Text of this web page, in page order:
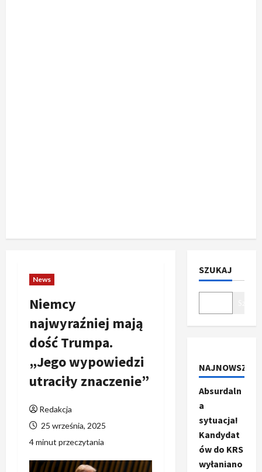
News
Niemcy
najwyraźniej mają
dość Trumpa.
„Jego wypowiedzi
utraciły znaczenie”
Redakcja
25 września, 2025
4 minut przeczytania
SZUKAJ
NAJNOWSZE
Absurdaln
a
sytuacja!
Kandydat
ów do KRS
wyłaniano